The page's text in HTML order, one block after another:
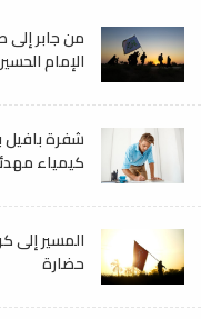
من جابر
الإمام
شفرة بافيل
كيمياء
المسير إلى
حضارة